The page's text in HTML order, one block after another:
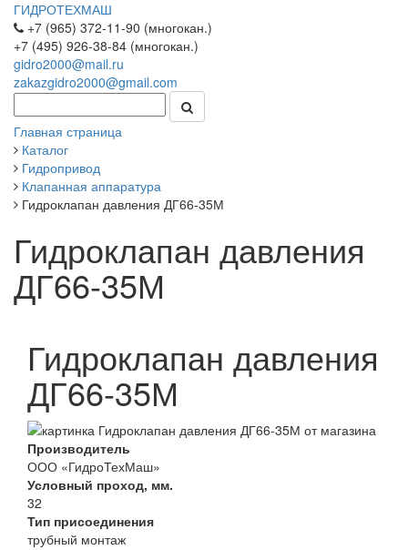
ГИДРОТЕХМАШ
+7 (965) 372-11-90 (многокан.)
+7 (495) 926-38-84 (многокан.)
gidro2000@mail.ru
zakazgidro2000@gmail.com
Главная страница
Каталог
Гидропривод
Клапанная аппаратура
Гидроклапан давления ДГ66-35М
Гидроклапан давления
ДГ66-35М
Гидроклапан давления
ДГ66-35М
Производитель
ООО «ГидроТехМаш»
Условный проход, мм.
32
Тип присоединения
трубный монтаж